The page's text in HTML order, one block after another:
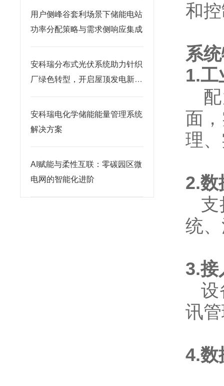
和
系
1.工
配
面
理
2.数
支
统
3.
设
讯
4.数
用户侧峰谷套利场景下储能电站
功率分配策略与需求侧响应集成
安科瑞分布式光伏系统助力针织
厂绿色转型，开启屋顶发电新模
安科瑞电化学储能能量管理系统
解决方案
AI赋能与柔性互联：零碳园区微
电网的智能化进阶